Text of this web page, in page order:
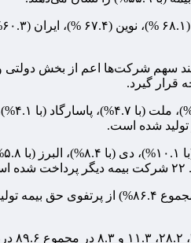
از حق بیمه تولیدی و خسارت پرداختی صنعت بیمه، به ترتیب ۷۷.۶ و ۷۵.۸ درصد است،
قرار گیرد.
گزارش یادشده بر سهم ۵ رشته بیمه درمان، شخص ثالث-مازاد، زندگی، بدنه اتومبیل و مسئولیت به ترتیب با
بر همین اساس